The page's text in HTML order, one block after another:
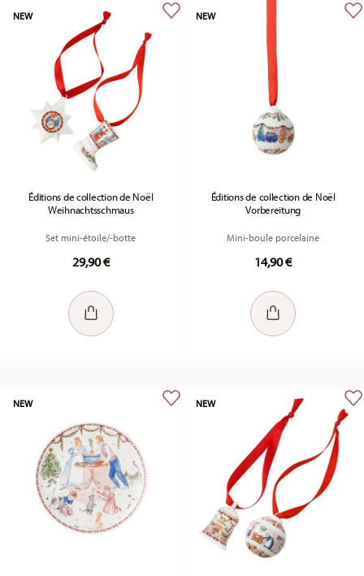
Éditions de collection de Noël
Weihnachtsschmaus
Set mini-étoile/-botte
29,90 €
NEW
Éditions de collection de Noël
Vorbereitung
Mini-boule porcelaine
14,90 €
NEW
NEW NEW